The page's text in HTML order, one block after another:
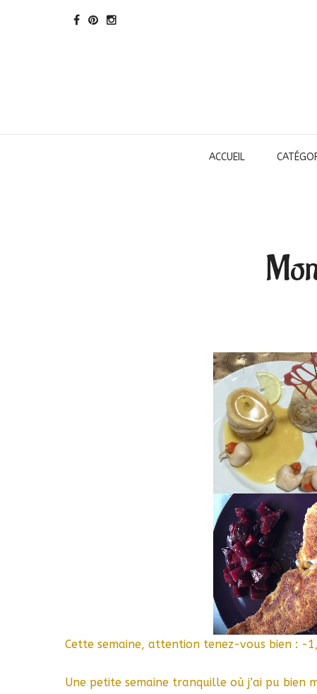
ACCUEIL
Cette semaine, attention tenez-vous bien : -
Une petite semaine tranquille où j’ai pu bien